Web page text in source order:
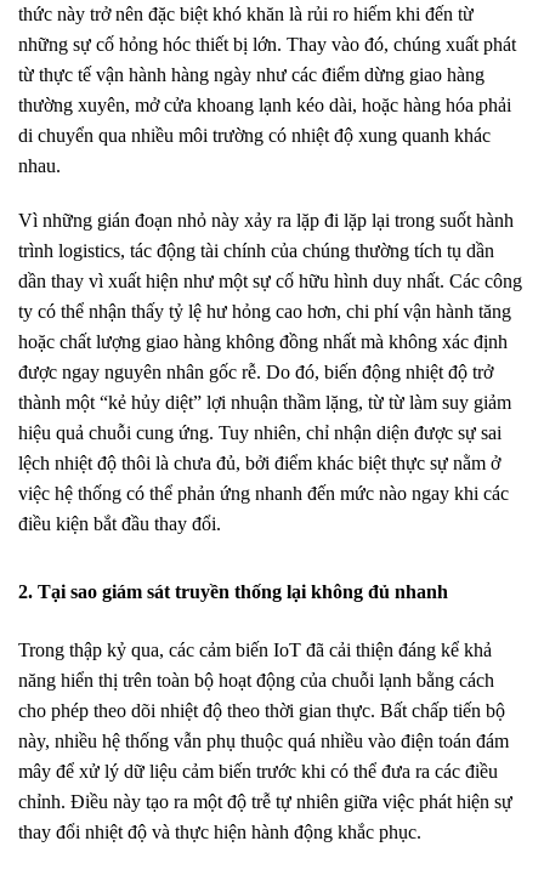
thức này trở nên đặc biệt khó khăn là rủi ro hiếm khi đến từ
những sự cố hỏng hóc thiết bị lớn. Thay vào đó, chúng xuất phát
từ thực tế vận hành hàng ngày như các điểm dừng giao hàng
thường xuyên, mở cửa khoang lạnh kéo dài, hoặc hàng hóa phải
di chuyển qua nhiều môi trường có nhiệt độ xung quanh khác
nhau.
Vì những gián đoạn nhỏ này xảy ra lặp đi lặp lại trong suốt hành
trình logistics, tác động tài chính của chúng thường tích tụ dần
dần thay vì xuất hiện như một sự cố hữu hình duy nhất. Các công
ty có thể nhận thấy tỷ lệ hư hỏng cao hơn, chi phí vận hành tăng
hoặc chất lượng giao hàng không đồng nhất mà không xác định
được ngay nguyên nhân gốc rễ. Do đó, biến động nhiệt độ trở
thành một “kẻ hủy diệt” lợi nhuận thầm lặng, từ từ làm suy giảm
hiệu quả chuỗi cung ứng. Tuy nhiên, chỉ nhận diện được sự sai
lệch nhiệt độ thôi là chưa đủ, bởi điểm khác biệt thực sự nằm ở
việc hệ thống có thể phản ứng nhanh đến mức nào ngay khi các
điều kiện bắt đầu thay đổi.
2. Tại sao giám sát truyền thống lại không đủ nhanh
Trong thập kỷ qua, các cảm biến IoT đã cải thiện đáng kể khả
năng hiển thị trên toàn bộ hoạt động của chuỗi lạnh bằng cách
cho phép theo dõi nhiệt độ theo thời gian thực. Bất chấp tiến bộ
này, nhiều hệ thống vẫn phụ thuộc quá nhiều vào điện toán đám
mây để xử lý dữ liệu cảm biến trước khi có thể đưa ra các điều
chỉnh. Điều này tạo ra một độ trễ tự nhiên giữa việc phát hiện sự
thay đổi nhiệt độ và thực hiện hành động khắc phục.